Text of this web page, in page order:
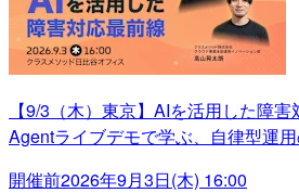
【9/3（木）東京】AIを活用した障
Agentライブデモで学ぶ、自律型運
開催前2026年9月3日(木) 16:00